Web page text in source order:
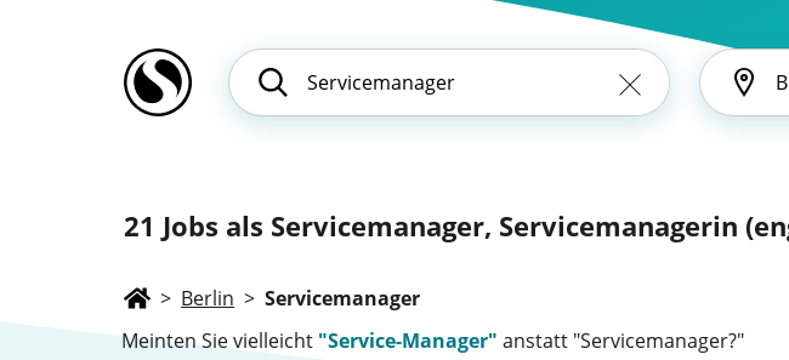
21 Jobs als Servicemanager, Servicemanagerin
> Berlin > Servicemanager
Meinten Sie vielleicht "Service-Manager" anstatt "Servicemanager?"